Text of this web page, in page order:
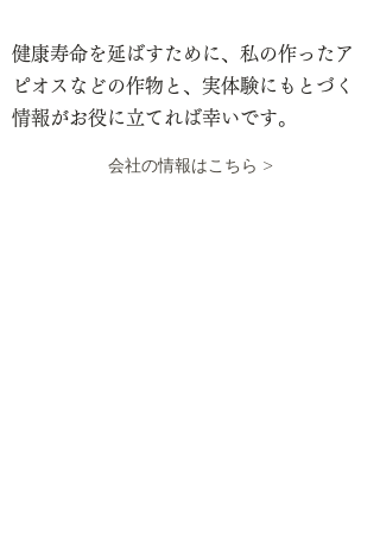
健康寿命を延ばすために、私の作ったア
ピオスなどの作物と、実体験にもとづく
情報がお役に立てれば幸いです。
会社の情報はこちら >